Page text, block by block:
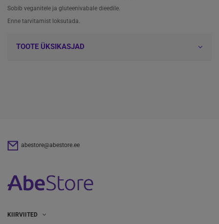
Sobib veganitele ja gluteenivabale dieedile.
Enne tarvitamist loksutada.
TOOTE ÜKSIKASJAD
abestore@abestore.ee
KIIRVIITED